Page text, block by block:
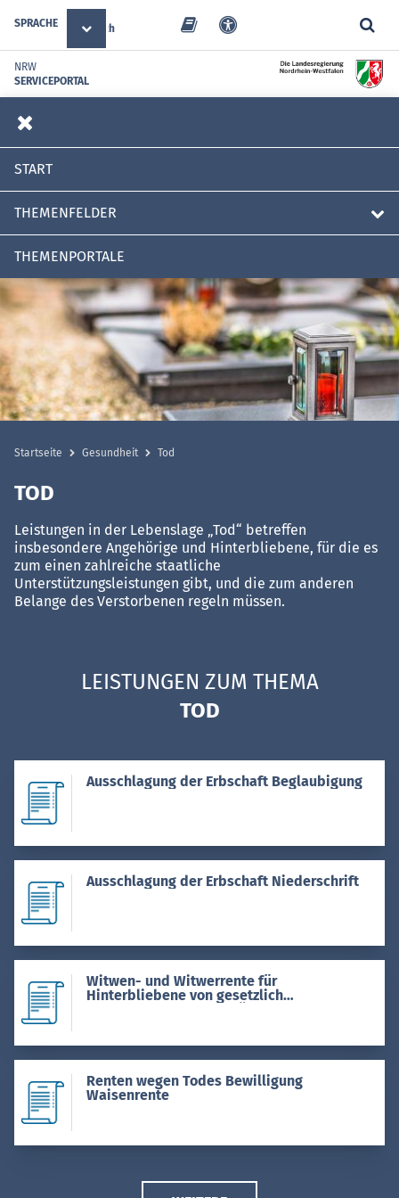
SPRACHE Deutsch
NRW
SERVICEPORTAL
START
THEMENFELDER
THEMENPORTALE
Startseite Gesundheit Tod
TOD
Leistungen in der Lebenslage „Tod“ betreffen
insbesondere Angehörige und Hinterbliebene, für die es
zum einen zahlreiche staatliche
Unterstützungsleistungen gibt, und die zum anderen
Belange des Verstorbenen regeln müssen.
LEISTUNGEN ZUM THEMA
TOD
Ausschlagung der Erbschaft Beglaubigung
Ausschlagung der Erbschaft Niederschrift
Witwen- und Witwerrente für
Hinterbliebene von gesetzlich
Renten wegen Todes Bewilligung
Waisenrente